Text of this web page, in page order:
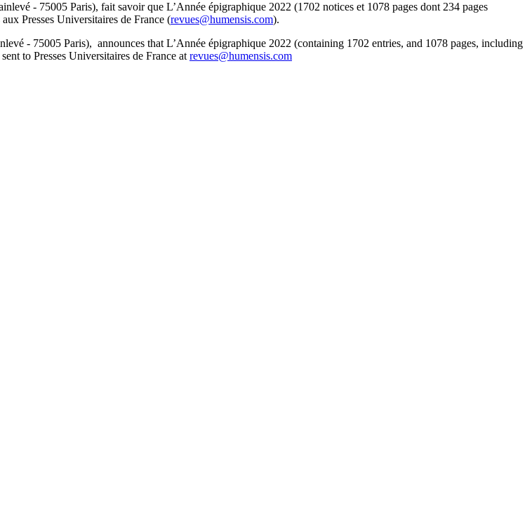
- 75005 Paris), fait savoir que L’Année épigraphique 2022 (1702 notices et 1078 pages dont 234 pages
Presses Universitaires de France (revues@humensis.com).
- 75005 Paris), announces that L’Année épigraphique 2022 (containing 1702 entries, and 1078 pages, including
to Presses Universitaires de France at revues@humensis.com